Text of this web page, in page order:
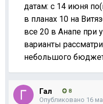
датам: с 14 июня
в планах 10 на
все 20 в Анапе при
варианты
небольшого
Гал 8
Опубликовано 16